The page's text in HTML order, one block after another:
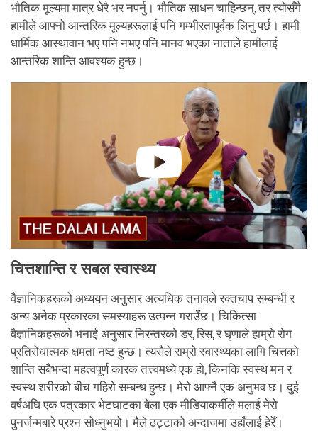
भौतिक मूल्यमा मात्र धेरै भर नपर्नु। भौतिक साधन चाहिन्छन्, तर त्योसँगै
हामीले आफ्नो आन्तरिक मूल्यहरूलाई पनि गम्भीरतापूर्वक लिनु पर्छ। हामी
धार्मिक आस्थावान भए पनि नभए पनि मानव भएका नाताले हामीलाई
आन्तरिक शान्ति आवश्यक हुन्छ।
चित्तशान्ति र सबल स्वास्थ्य
वैज्ञानिकहरूको अध्ययन अनुसार अत्यधिक तनावले रक्तचाप सम्बन्धी र
अन्य अनेक प्रकारका समस्याहरू उत्पन्न गराउँछ। चिकित्सा
वैज्ञानिकहरूको भनाई अनुसार निरन्तरको डर, रिस, र घृणाले हाम्रो रोग
प्रतिरोधात्मक क्षमता नष्ट हुन्छ। त्यसैले राम्रो स्वास्थ्यका लागि चित्तको
शान्ति सबैभन्दा महत्वपूर्ण कारक तत्त्वमध्ये एक हो, किनकि स्वस्थ मन र
स्वस्थ शरीरको बीच गहिरो सम्बन्ध हुन्छ। मेरो आफ्नै एक अनुभव छ। दुई
वर्षअघि एक पत्रकार भेटघाटका बेला एक मीडियाकर्मीले मलाई मेरो
पुनर्जन्मबारे प्रश्न सोध्नुभयो। मैले ठट्टाको अन्दाजमा उहाँलाई हेरेँ।